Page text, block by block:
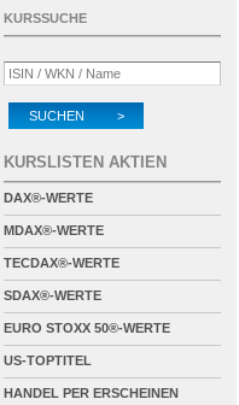
KURSSUCHE
SUCHEN >
KURSLISTEN AKTIEN
DAX®-WERTE
MDAX®-WERTE
TECDAX®-WERTE
SDAX®-WERTE
EURO STOXX 50®-WERTE
US-TOPTITEL
HANDEL PER ERSCHEINEN